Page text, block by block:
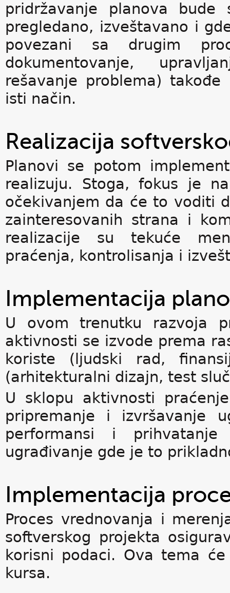
pridržavanje planova bude
pregledano, izveštavano i
povezani sa drugim
dokumentovanje,
rešavanje problema)
isti način.
Realizacija
Planovi se potom
realizuju. Stoga, fokus je
očekivanjem da će to voditi
zainteresovanih strana i
realizacije su tekuće
praćenja, kontrolisanja i
Implementacija
U ovom trenutku razvoja
aktivnosti se izvode prema
koriste (ljudski rad,
(arhitekturalni dizajn, test
U sklopu aktivnosti
pripremanje i izvršavanje
performansi i
ugrađivanje gde je to
Implementacija
Proces vrednovanja i
softverskog projekta
korisni podaci. Ova tema
kursa.